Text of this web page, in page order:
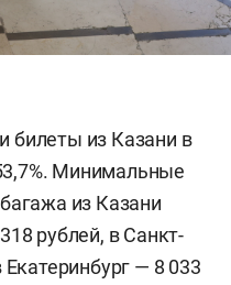
билеты из Казани в
Минимальные
из Казани
рублей, в Санкт-
— 8 033